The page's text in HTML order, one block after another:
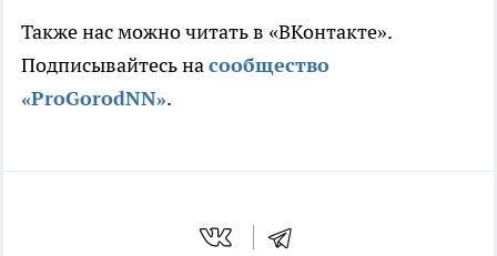
Также нас можно читать в «ВКонтакте».
Подписывайтесь насообщество
«ProGorodNN».